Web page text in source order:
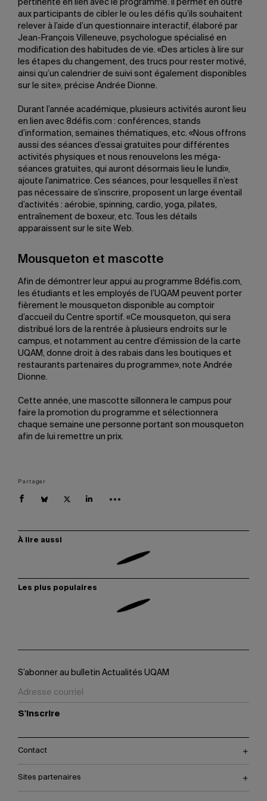
pertinente en lien avec le programme. Il permet en outre
aux participants de cibler le ou les défis qu’ils souhaitent
relever à l’aide d’un questionnaire interactif, élaboré par
Jean-François Villeneuve, psychologue spécialisé en
modification des habitudes de vie. «Des articles à lire sur
les étapes du changement, des trucs pour rester motivé,
ainsi qu’un calendrier de suivi sont également disponibles
sur le site», précise Andrée Dionne.
Durant l’année académique, plusieurs activités auront lieu
en lien avec 8défis.com : conférences, stands
d’information, semaines thématiques, etc. «Nous offrons
aussi des séances d’essai gratuites pour différentes
activités physiques et nous renouvelons les méga-
séances gratuites, qui auront désormais lieu le lundi»,
ajoute l’animatrice. Ces séances, pour lesquelles il n’est
pas nécessaire de s’inscrire, proposent un large éventail
d’activités : aérobie, spinning, cardio, yoga, pilates,
entraînement de boxeur, etc. Tous les détails
apparaissent sur le site Web.
Mousqueton et mascotte
Afin de démontrer leur appui au programme 8défis.com,
les étudiants et les employés de l’UQAM peuvent porter
fièrement le mousqueton disponible au comptoir
d’accueil du Centre sportif. «Ce mousqueton, qui sera
distribué lors de la rentrée à plusieurs endroits sur le
campus, et notamment au centre d’émission de la carte
UQAM, donne droit à des rabais dans les boutiques et
restaurants partenaires du programme», note Andrée
Dionne.
Cette année, une mascotte sillonnera le campus pour
faire la promotion du programme et sélectionnera
chaque semaine une personne portant son mousqueton
afin de lui remettre un prix.
Partager
À lire aussi
Les plus populaires
S’abonner au bulletin Actualités UQAM
S'inscrire
Contact
Sites partenaires